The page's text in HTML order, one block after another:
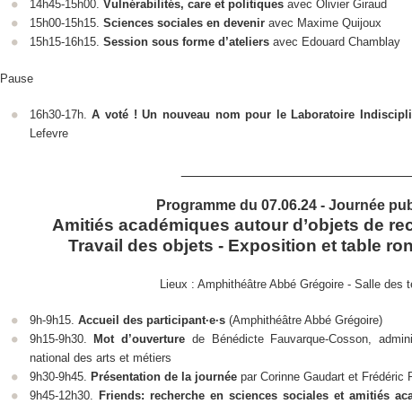
14h45-15h00. Vulnérabilités, care et politiques avec Olivier Giraud
15h00-15h15. Sciences sociales en deveniravec Maxime Quijoux
15h15-16h15. Session sous forme d’ateliers avec Edouard Chamblay
Pause
16h30-17h.A voté ! Un nouveau nom pour le Laboratoire
Lefevre
Programme du 07.06.24 - Journée
Amitiés académiques autour d’objets de
Travail des objets - Exposition et table
Lieux : Amphithéâtre Abbé Grégoire - Salle des
9h-9h15. Accueil des participant·e·s (Amphithéâtre Abbé Grégoire)
9h15-9h30.
Mot d’ouverture de Bénédicte Fauvarque-Cosson,
national des arts et métiers
9h30-9h45. Présentation de la journéepar Corinne Gaudart et Frédéric
9h45-12h30. Friends: recherche en sciences sociales et amitiés